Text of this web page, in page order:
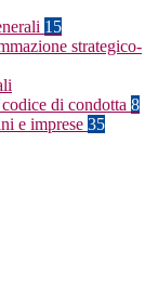
15
strategico-
di condotta 8
e imprese 35